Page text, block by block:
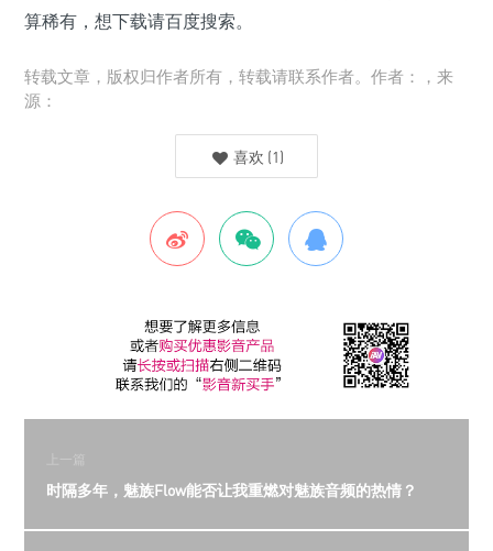
算稀有，想下载请百度搜索。
转载文章，版权归作者所有，转载请联系作者。作者：，来
源：
喜欢 (1)
上一篇
时隔多年，魅族Flow能否让我重燃对魅族音频的热情？